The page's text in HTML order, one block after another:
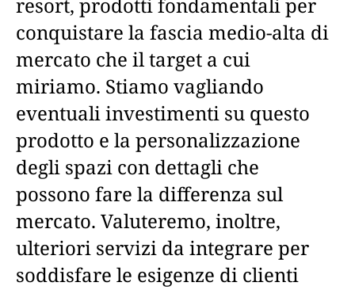
conquistare la fascia medio-alta di
mercato che il target a cui
miriamo. Stiamo vagliando
eventuali investimenti su questo
prodotto e la personalizzazione
degli spazi con dettagli che
possono fare la differenza sul
mercato. Valuteremo, inoltre,
ulteriori servizi da integrare per
soddisfare le esigenze di clienti